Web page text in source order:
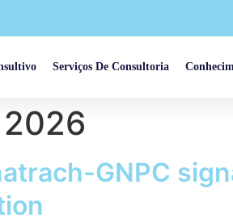
Serviços De Consultoria
GNPC